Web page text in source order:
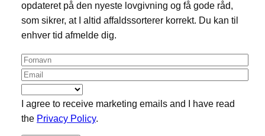
opdateret på den nyeste lovgivning og få gode råd,
som sikrer, at I altid affaldssorterer korrekt. Du kan til
enhver tid afmelde dig.
I agree to receive marketing emails and I have read
the Privacy Policy.